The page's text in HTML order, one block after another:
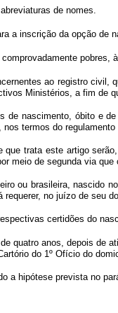
de nomes.
a inscrição da opção de
pobres,
ao registro civil,
Ministérios, a fim de
de nascimento, óbito e
termos do regulamento
que trata este artigo
meio de segunda via
ou brasileira, nascido
requerer, no juízo de seu
certidões do
quatro anos, depois de
do 1º Ofício do
a hipótese prevista no